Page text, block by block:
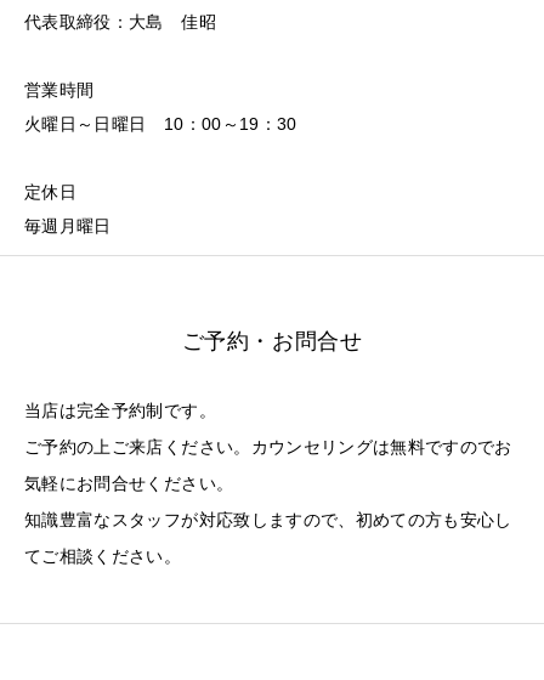
代表取締役：大島 佳昭
営業時間
火曜日～日曜日 10：00～19：30
定休日
毎週月曜日
ご予約・お問合せ
当店は完全予約制です。
ご予約の上ご来店ください。カウンセリングは無料ですのでお
気軽にお問合せください。
知識豊富なスタッフが対応致しますので、初めての方も安心し
てご相談ください。